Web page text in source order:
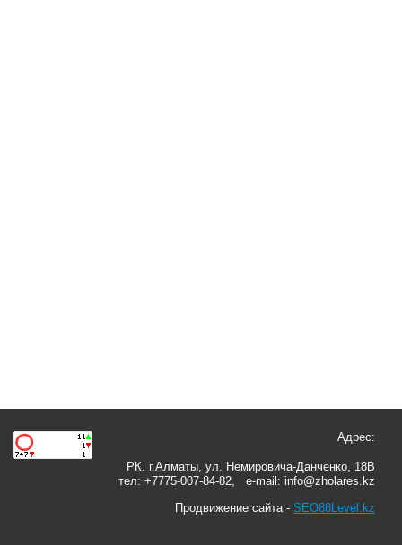
Адрес:
РК. г.Алматы, ул. Немировича-Данченко, 18В
тел: +7775-007-84-82, e-mail: info@zholares.kz
Продвижение сайта - SEO88Level.kz